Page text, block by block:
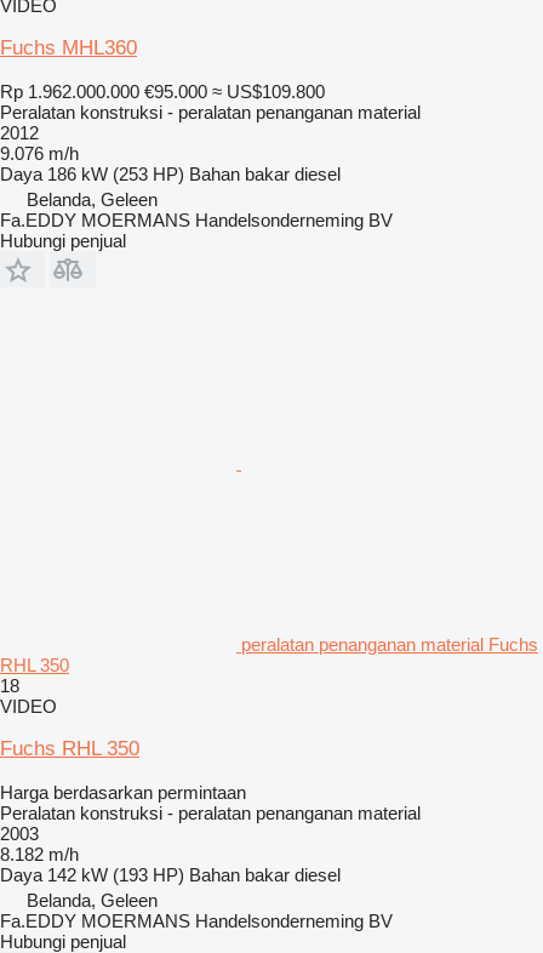
VIDEO
Fuchs MHL360
Rp 1.962.000.000 €95.000 ≈ US$109.800
Peralatan konstruksi - peralatan penanganan material
2012
9.076 m/h
Daya 186 kW (253 HP) Bahan bakar diesel
Belanda, Geleen
Fa.EDDY MOERMANS Handelsonderneming BV
Hubungi penjual
peralatan penanganan material Fuchs
RHL 350
18
VIDEO
Fuchs RHL 350
Harga berdasarkan permintaan
Peralatan konstruksi - peralatan penanganan material
2003
8.182 m/h
Daya 142 kW (193 HP) Bahan bakar diesel
Belanda, Geleen
Fa.EDDY MOERMANS Handelsonderneming BV
Hubungi penjual